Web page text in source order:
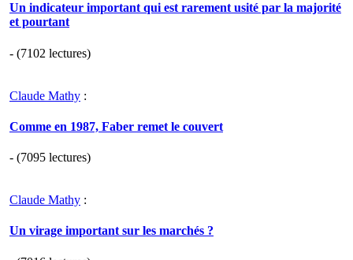
Un indicateur important qui est rarement usité par la majorité
et pourtant
- (7102 lectures)
Claude Mathy :
Comme en 1987, Faber remet le couvert
- (7095 lectures)
Claude Mathy :
Un virage important sur les marchés ?